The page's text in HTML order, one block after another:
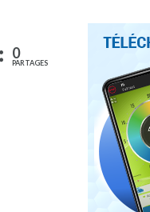
0
PARTAGES